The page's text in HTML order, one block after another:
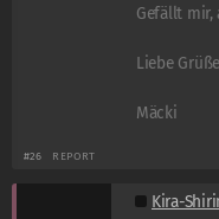
Gefällt mir,
Liebe
Mäcki
#26 REPORT
Kira-